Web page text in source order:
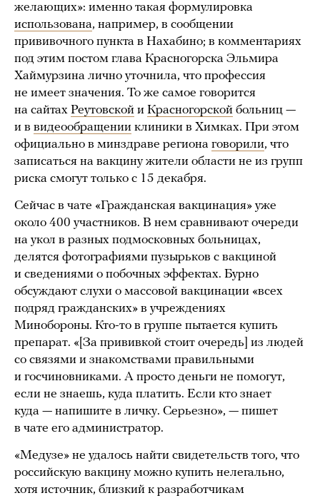
желающих»: именно такая формулировка
использована, например, в сообщении
прививочного пункта в Нахабино; в комментариях
под этим постом глава Красногорска Эльмира
Хаймурзина лично уточнила, что профессия
не имеет значения. То же самое говорится
на сайтах Реутовской и Красногорской больниц —
и в видеообращении клиники в Химках. При этом
официально в минздраве региона говорили, что
записаться на вакцину жители области не из групп
риска смогут только с 15 декабря.
Сейчас в чате «Гражданская вакцинация» уже
около 400 участников. В нем сравнивают очереди
на укол в разных подмосковных больницах,
делятся фотографиями пузырьков с вакциной
и сведениями о побочных эффектах. Бурно
обсуждают слухи о массовой вакцинации «всех
подряд гражданских» в учреждениях
Минобороны. Кто-то в группе пытается купить
препарат. «[За прививкой стоит очередь] из людей
со связями и знакомствами правильными
и госчиновниками. А просто деньги не помогут,
если не знаешь, куда платить. Если кто знает
куда — напишите в личку. Серьезно», — пишет
в чате его администратор.
«Медузе» не удалось найти свидетельств того, что
российскую вакцину можно купить нелегально,
хотя источник, близкий к разработчикам